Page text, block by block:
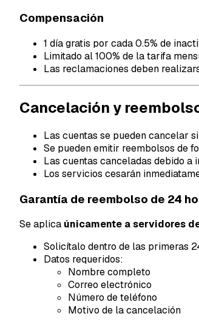
Compensación
1 día gratis por cada 0.5% de
Limitado al 100% de la tarifa
Las reclamaciones deben
Cancelación y
Las cuentas se pueden cancelar
Se pueden emitir reembolsos de
Las cuentas canceladas debido a
Los servicios cesarán
Garantía de reembolso de 24
Se aplica únicamente a servidores
Solicítalo dentro de las primeras
Datos requeridos:
Nombre completo
Correo electrónico
Número de teléfono
Motivo de la cancelación